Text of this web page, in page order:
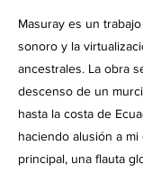
Masuray es un
sonoro y la
ancestrales. La obra
descenso de un
hasta la costa de
haciendo alusión a
principal, una flauta